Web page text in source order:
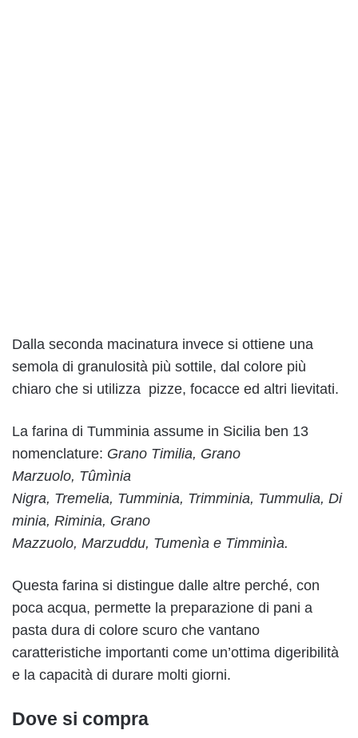
Dalla seconda macinatura invece si ottiene una
semola di granulosità più sottile, dal colore più
chiaro che si utilizza pizze, focacce ed altri lievitati.
La farina di Tumminia assume in Sicilia ben 13
nomenclature: Grano Timilia, Grano
Marzuolo, Tûmìnia
Nigra, Tremelia, Tumminia, Trimminia, Tummulia, Di
minia, Riminia, Grano
Mazzuolo, Marzuddu, Tumenìa e Timminìa.
Questa farina si distingue dalle altre perché, con
poca acqua, permette la preparazione di pani a
pasta dura di colore scuro che vantano
caratteristiche importanti come un’ottima digeribilità
e la capacità di durare molti giorni.
Dove si compra